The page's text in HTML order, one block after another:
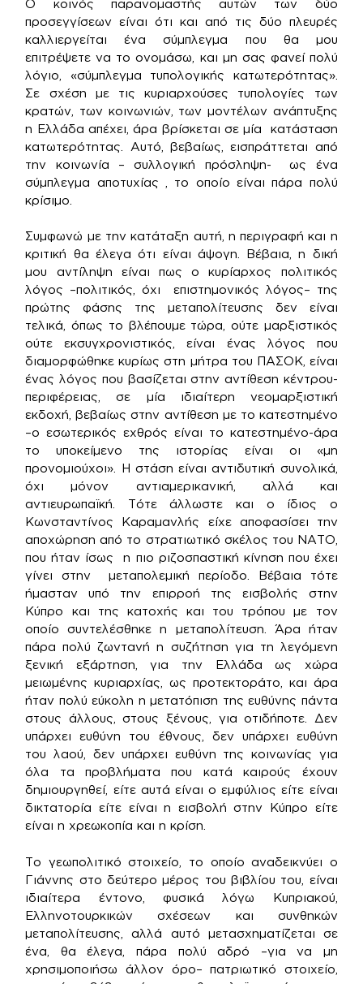
Ο κοινός παρανομαστής αυτών των δύο
προσεγγίσεων είναι ότι και από τις δύο πλευρές
καλλιεργείται ένα σύμπλεγμα που θα μου
επιτρέψετε να το ονομάσω, και μη σας φανεί πολύ
λόγιο, «σύμπλεγμα τυπολογικής κατωτερότητας».
Σε σχέση με τις κυριαρχούσες τυπολογίες των
κρατών, των κοινωνιών, των μοντέλων ανάπτυξης
η Ελλάδα απέχει, άρα βρίσκεται σε μία κατάσταση
κατωτερότητας. Αυτό, βεβαίως, εισπράττεται από
την κοινωνία – συλλογική πρόσληψη- ως ένα
σύμπλεγμα αποτυχίας , το οποίο είναι πάρα πολύ
κρίσιμο.
Συμφωνώ με την κατάταξη αυτή, η περιγραφή και η
κριτική θα έλεγα ότι είναι άψογη. Βέβαια, η δική
μου αντίληψη είναι πως ο κυρίαρχος πολιτικός
λόγος –πολιτικός, όχι επιστημονικός λόγος– της
πρώτης φάσης της μεταπολίτευσης δεν είναι
τελικά, όπως το βλέπουμε τώρα, ούτε μαρξιστικός
ούτε εκσυγχρονιστικός, είναι ένας λόγος που
διαμορφώθηκε κυρίως στη μήτρα του ΠΑΣΟΚ, είναι
ένας λόγος που βασίζεται στην αντίθεση κέντρου-
περιφέρειας, σε μία ιδιαίτερη νεομαρξιστική
εκδοχή, βεβαίως στην αντίθεση με το κατεστημένο
–ο εσωτερικός εχθρός είναι το κατεστημένο-άρα
το υποκείμενο της ιστορίας είναι οι «μη
προνομιούχοι». Η στάση είναι αντιδυτική συνολικά,
όχι μόνον αντιαμερικανική, αλλά και
αντιευρωπαϊκή. Τότε άλλωστε και ο ίδιος ο
Κωνσταντίνος Καραμανλής είχε αποφασίσει την
αποχώρηση από το στρατιωτικό σκέλος του ΝΑΤΟ,
που ήταν ίσως η πιο ριζοσπαστική κίνηση που έχει
γίνει στην μεταπολεμική περίοδο. Βέβαια τότε
ήμασταν υπό την επιρροή της εισβολής στην
Κύπρο και της κατοχής και του τρόπου με τον
οποίο συντελέσθηκε η μεταπολίτευση. Άρα ήταν
πάρα πολύ ζωντανή η συζήτηση για τη λεγόμενη
ξενική εξάρτηση, για την Ελλάδα ως χώρα
μειωμένης κυριαρχίας, ως προτεκτοράτο, και άρα
ήταν πολύ εύκολη η μετατόπιση της ευθύνης πάντα
στους άλλους, στους ξένους, για οτιδήποτε. Δεν
υπάρχει ευθύνη του έθνους, δεν υπάρχει ευθύνη
του λαού, δεν υπάρχει ευθύνη της κοινωνίας για
όλα τα προβλήματα που κατά καιρούς έχουν
δημιουργηθεί, είτε αυτά είναι ο εμφύλιος είτε είναι
δικτατορία είτε είναι η εισβολή στην Κύπρο είτε
είναι η χρεωκοπία και η κρίση.
Το γεωπολιτικό στοιχείο, το οποίο αναδεικνύει ο
Γιάννης στο δεύτερο μέρος του βιβλίου του, είναι
ιδιαίτερα έντονο, φυσικά λόγω Κυπριακού,
Ελληνοτουρκικών σχέσεων και συνθηκών
μεταπολίτευσης, αλλά αυτό μετασχηματίζεται σε
ένα, θα έλεγα, πάρα πολύ αδρό –για να μη
χρησιμοποιήσω άλλον όρο– πατριωτικό στοιχείο,